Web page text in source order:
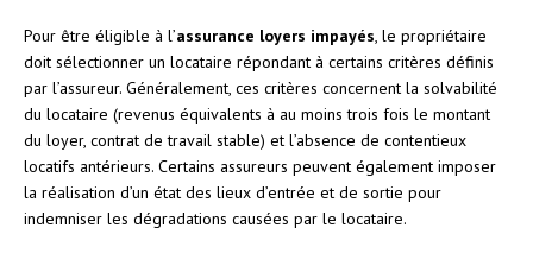
Pour être éligible à l’assurance loyers impayés , le propriétaire
doit sélectionner un locataire répondant à certains critères définis
par l’assureur. Généralement, ces critères concernent la solvabilité
du locataire (revenus équivalents à au moins trois fois le montant
du loyer, contrat de travail stable) et l’absence de contentieux
locatifs antérieurs. Certains assureurs peuvent également imposer
la réalisation d’un état des lieux d’entrée et de sortie pour
indemniser les dégradations causées par le locataire.